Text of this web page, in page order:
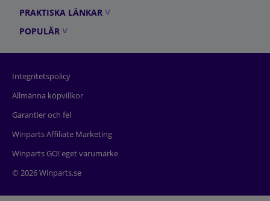
PRAKTISKA LÄNKAR
POPULÄR
Integritetspolicy
Allmänna köpvillkor
Garantier och fel
Winparts Affiliate Marketing
Winparts GO! eget varumärke
© 2026 Winparts.se